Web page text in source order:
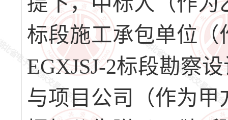
标段施工承包单位（
EGXJSJ-2标段勘察
与项目公司（作为